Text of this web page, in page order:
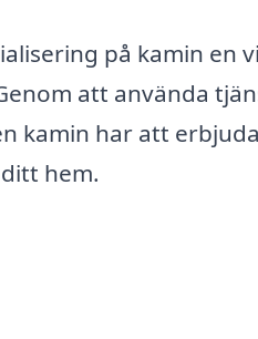
på kamin en
att använda
kamin har att
hem.